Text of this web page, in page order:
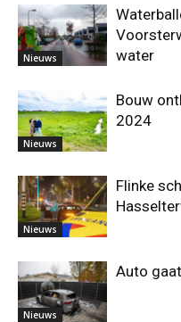
Nieuws
water
Nieuws
Bouw
2024
Nieuws
Flinke
Nieuws
Auto